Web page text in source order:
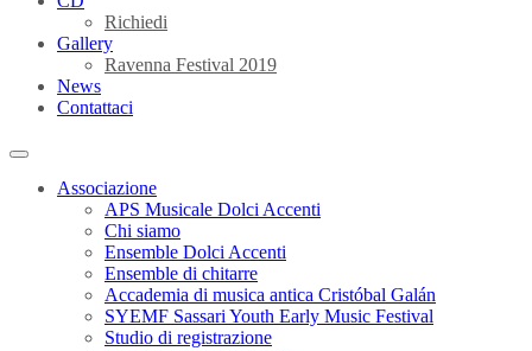
Richiedi
Gallery
Ravenna Festival 2019
News
Contattaci
Associazione
APS Musicale Dolci Accenti
Chi siamo
Ensemble Dolci Accenti
Ensemble di chitarre
Accademia di musica antica Cristóbal Galán
SYEMF Sassari Youth Early Music Festival
Studio di registrazione